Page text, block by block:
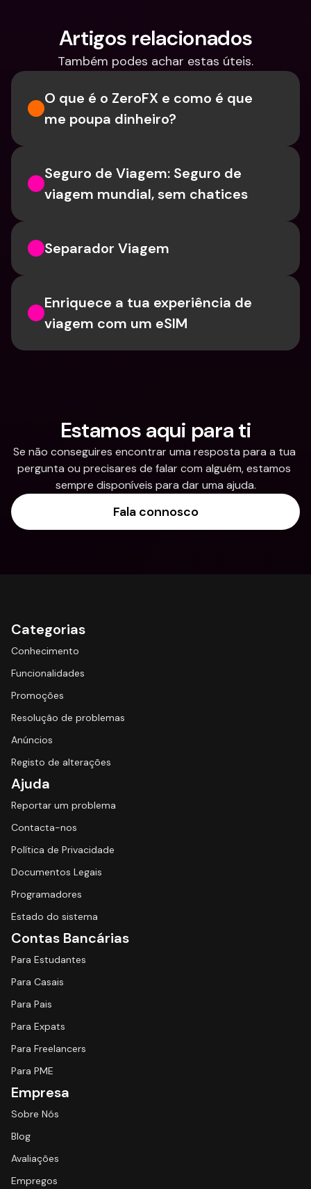
Artigos relacionados
Também podes achar estas úteis.
O que é o ZeroFX e como é que
me poupa dinheiro?
Seguro de Viagem: Seguro de
viagem mundial, sem chatices
Separador Viagem
Enriquece a tua experiência de
viagem com um eSIM
Estamos aqui para ti
Se não conseguires encontrar uma resposta para a tua
pergunta ou precisares de falar com alguém, estamos
sempre disponíveis para dar uma ajuda.
Fala connosco
Categorias
Conhecimento
Funcionalidades
Promoções
Resolução de problemas
Anúncios
Registo de alterações
Ajuda
Reportar um problema
Contacta-nos
Política de Privacidade
Documentos Legais
Programadores
Estado do sistema
Contas Bancárias
Para Estudantes
Para Casais
Para Pais
Para Expats
Para Freelancers
Para PME
Empresa
Sobre Nós
Blog
Avaliações
Empregos